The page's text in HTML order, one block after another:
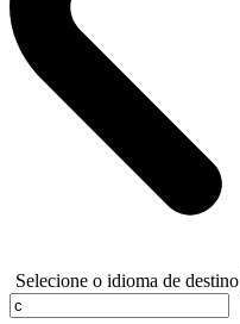
Selecione o idioma de destino